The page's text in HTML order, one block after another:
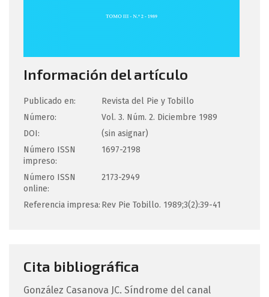
Información del artículo
Publicado en:
Revista del Pie y Tobillo
Número:
Vol. 3. Núm. 2. Diciembre 1989
DOI:
(sin asignar)
Número ISSN
impreso:
1697-2198
Número ISSN
online:
2173-2949
Referencia impresa: Rev Pie Tobillo. 1989;3(2):39-41
Cita bibliográfica
González Casanova JC. Síndrome del canal